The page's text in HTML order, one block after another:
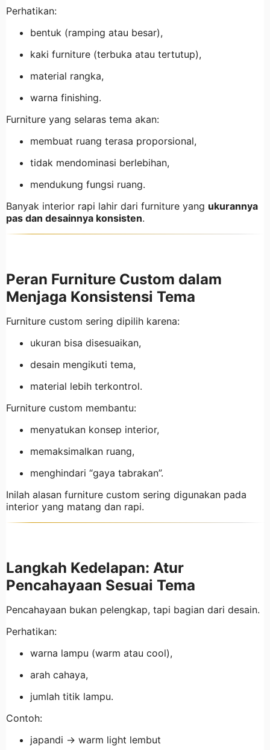
Perhatikan:
bentuk (ramping atau besar),
kaki furniture (terbuka atau tertutup),
material rangka,
warna finishing.
Furniture yang selaras tema akan:
membuat ruang terasa proporsional,
tidak mendominasi berlebihan,
mendukung fungsi ruang.
Banyak interior rapi lahir dari furniture yang ukurannya
pas dan desainnya konsisten.
Peran Furniture Custom dalam
Menjaga Konsistensi Tema
Furniture custom sering dipilih karena:
ukuran bisa disesuaikan,
desain mengikuti tema,
material lebih terkontrol.
Furniture custom membantu:
menyatukan konsep interior,
memaksimalkan ruang,
menghindari “gaya tabrakan”.
Inilah alasan furniture custom sering digunakan pada
interior yang matang dan rapi.
Langkah Kedelapan: Atur
Pencahayaan Sesuai Tema
Pencahayaan bukan pelengkap, tapi bagian dari desain.
Perhatikan:
warna lampu (warm atau cool),
arah cahaya,
jumlah titik lampu.
Contoh:
japandi → warm light lembut